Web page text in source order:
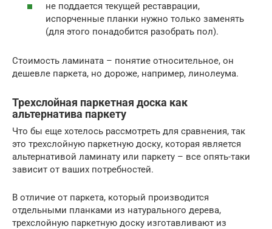
не поддается текущей реставрации,
испорченные планки нужно только заменять
(для этого понадобится разобрать пол).
Стоимость ламината – понятие относительное, он
дешевле паркета, но дороже, например, линолеума.
Трехслойная паркетная доска как
альтернатива паркету
Что бы еще хотелось рассмотреть для сравнения, так
это трехслойную паркетную доску, которая является
альтернативой ламинату или паркету – все опять-таки
зависит от ваших потребностей.
В отличие от паркета, который производится
отдельными планками из натурального дерева,
трехслойную паркетную доску изготавливают из